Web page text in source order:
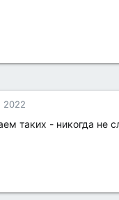
таких - никогда не